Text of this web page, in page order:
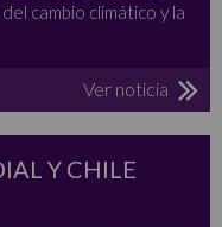
cambio climático y la
Ver noticia
Y CHILE